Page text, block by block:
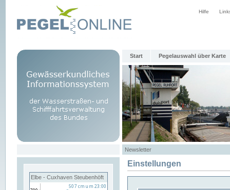
Hilfe
Start Pegelauswahl über Karte
Newsletter
Elbe - Cuxhaven Steubenhöft
Einstellungen